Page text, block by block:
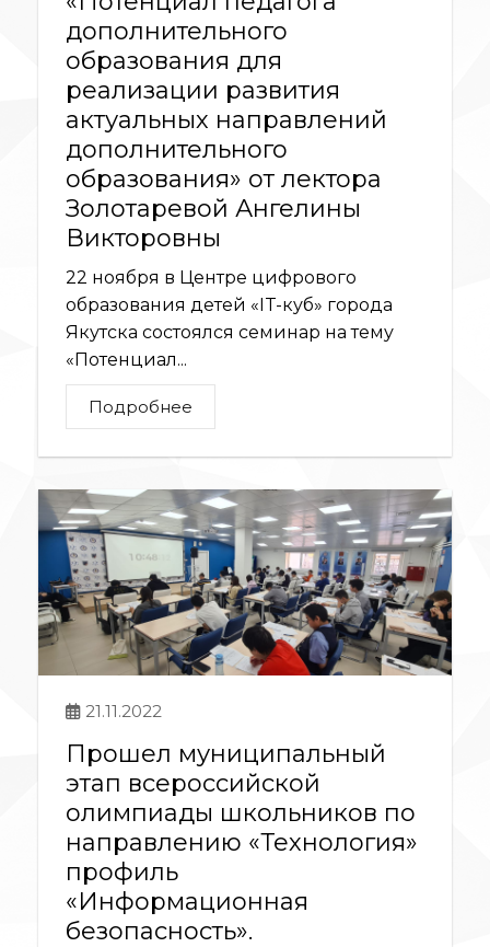
дополнительного
образования для
реализации развития
актуальных направлений
дополнительного
образования» от лектора
Золотаревой Ангелины
Викторовны
22 ноября в Центре цифрового
образования детей «IT-куб» города
Якутска состоялся семинар на тему
«Потенциал...
Подробнее
21.11.2022
Прошел муниципальный
этап всероссийской
олимпиады школьников по
направлению «Технология»
профиль
«Информационная
безопасность».